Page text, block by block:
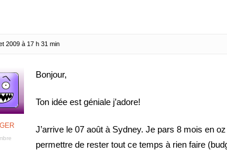
2009 à 17 h 31 min
Bonjour,
Ton idée est géniale j’adore!
J’arrive le 07 août à Sydney. Je pars 8 mois en
permettre de rester tout ce temps à rien faire